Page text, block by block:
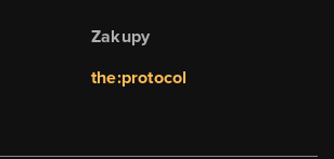
Zakupy
the:protocol